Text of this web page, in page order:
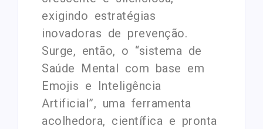
exigindo estratégias
inovadoras de prevenção.
Surge, então, o “sistema de
Saúde Mental com base em
Emojis e Inteligência
Artificial”, uma ferramenta
acolhedora, científica e pronta